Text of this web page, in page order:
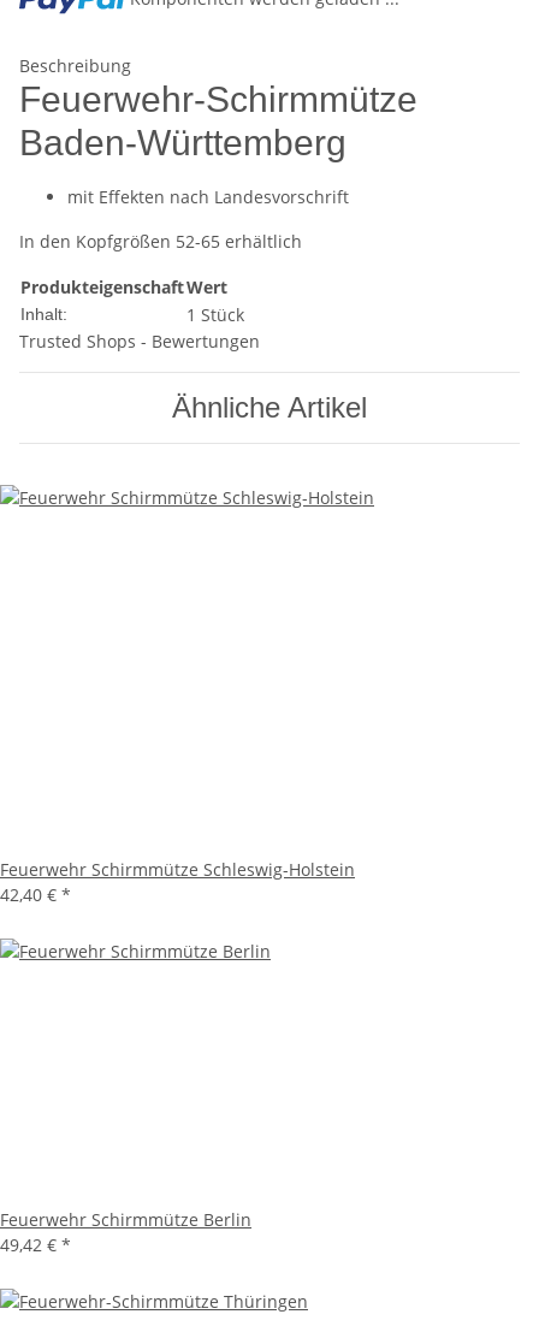
Beschreibung
Feuerwehr-Schirmmütze
Baden-Württemberg
mit Effekten nach Landesvorschrift
In den Kopfgrößen 52-65 erhältlich
ProdukteigenschaftWert
Inhalt:
1 Stück
Trusted Shops - Bewertungen
Ähnliche Artikel
Feuerwehr Schirmmütze Schleswig-Holstein
42,40 € *
Feuerwehr Schirmmütze Berlin
49,42 € *